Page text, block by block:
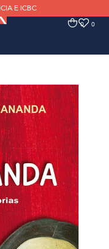
E ICBC
0 0